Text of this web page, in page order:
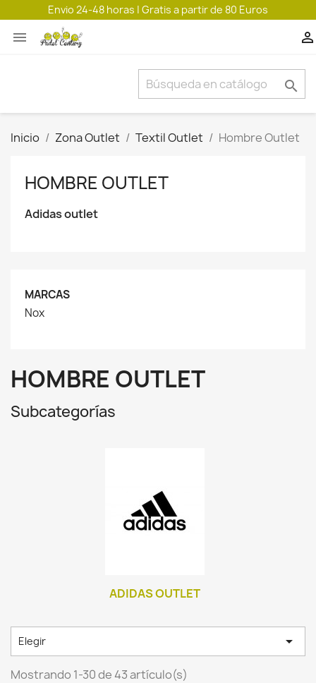
Envio 24-48 horas | Gratis a partir de 80 Euros
 

Inicio Zona Outlet Textil Outlet Hombre Outlet
HOMBRE OUTLET
Adidas outlet
MARCAS
Nox
HOMBRE OUTLET
Subcategorías
ADIDAS OUTLET
Elegir 
Mostrando 1-30 de 43 artículo(s)